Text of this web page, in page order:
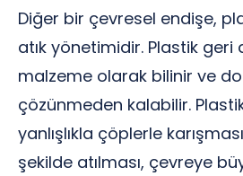
Diğer bir çevresel endişe,
atık yönetimidir. Plastik
malzeme olarak bilinir ve
çözünmeden kalabilir.
yanlışlıkla çöplerle
şekilde atılması, çevreye